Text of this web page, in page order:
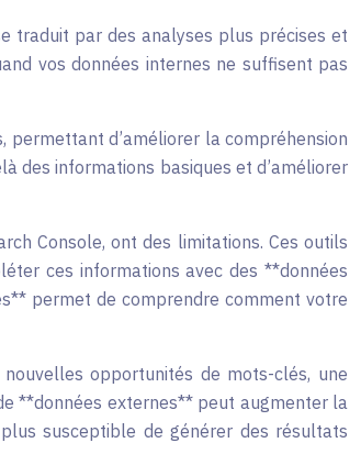
traduit par des analyses plus précises et
vos données internes ne suffisent pas
permettant d’améliorer la compréhension
des informations basiques et d’améliorer
Console, ont des limitations. Ces outils
ces informations avec des **données
permet de comprendre comment votre
opportunités de mots-clés, une
**données externes** peut augmenter la
susceptible de générer des résultats